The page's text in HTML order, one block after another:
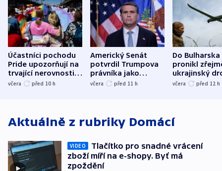
Účastníci pochodu
Pride upozorňují na
trvající nerovnosti i
společenskou
včera před 10 h
Americký Senát
potvrdil Trumpova
právníka jako
ministra
včera před 11 h
Do Bulharska
pronikl
ukrajinský
explodoval
včera před 12 h
Aktuálně z rubriky Domácí
VIDEO
Tlačítko pro snadné vrácení
zboží míří na e-shopy. Byť má
zpoždění